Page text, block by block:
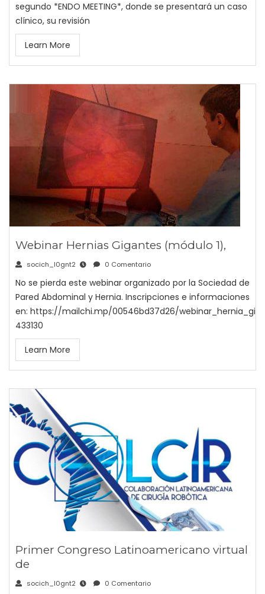
segundo *ENDO MEETING*, donde se presentará un caso
clínico, su revisión
Learn More
Webinar Hernias Gigantes (módulo 1),
socich_l0gnt2 0 Comentario
No se pierda este webinar organizado por la Sociedad de
Pared Abdominal y Hernia. Inscripciones e informaciones
en: https://mailchi.mp/00546bd37d26/
433130
Learn More
Primer Congreso Latinoamericano virtual
de
socich_l0gnt2 0 Comentario